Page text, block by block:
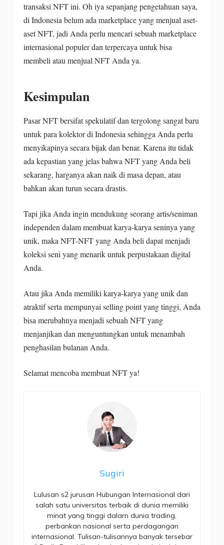
transaksi NFT ini. Oh iya sepanjang pengetahuan saya,
di Indonesia belum ada marketplace yang menjual aset-
aset NFT, jadi Anda perlu mencari sebuah marketplace
internasional populer dan terpercaya untuk bisa
membeli atau menjual NFT Anda ya.
Kesimpulan
Pasar NFT bersifat spekulatif dan tergolong sangat baru
untuk para kolektor di Indonesia sehingga Anda perlu
menyikapinya secara bijak dan benar. Karena itu tidak
ada kepastian yang jelas bahwa NFT yang Anda beli
sekarang, harganya akan naik di masa depan, atau
bahkan akan turun secara drastis.
Tapi jika Anda ingin mendukung seorang artis/seniman
independen dalam membuat karya-karya seninya yang
unik, maka NFT-NFT yang Anda beli dapat menjadi
koleksi seni yang menarik untuk perpustakaan digital
Anda.
Atau jika Anda memiliki karya-karya yang unik dan
atraktif serta mempunyai selling point yang tinggi, Anda
bisa merubahnya menjadi sebuah NFT yang
menjanjikan dan menguntungkan untuk menambah
penghasilan bulanan Anda.
Selamat mencoba membuat NFT ya!
Sugiri
Lulusan s2 jurusan Hubungan Internasional dari
salah satu universitas terbaik di dunia memiliki
minat yang tinggi dalam dunia trading,
perbankan nasional serta perdagangan
internasional. Tulisan-tulisannya banyak tersebar